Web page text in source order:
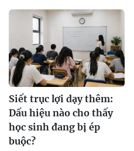
Siết trục lợi dạy thêm:
Dấu hiệu nào cho thấy
học sinh đang bị ép
buộc?